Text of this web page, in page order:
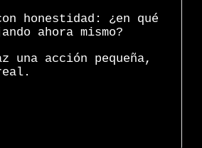
honestidad: ¿en qué
ahora mismo?
una acción pequeña,